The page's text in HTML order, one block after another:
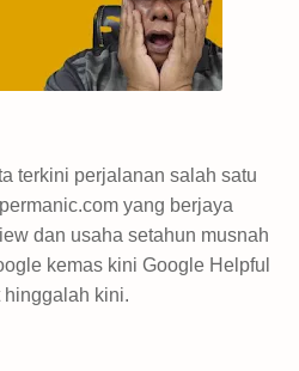
terkini perjalanan salah satu
yang berjaya
dan usaha setahun musnah
kemas kini Google Helpful
hinggalah kini.